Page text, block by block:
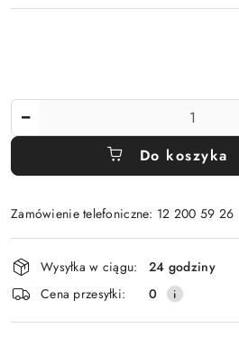
Do koszyka
Zamówienie telefoniczne: 12 200 59 26
Wyślij
Dostępność
i
dostawa
Wysyłka w ciągu:
24 godziny
Cena przesyłki:
0